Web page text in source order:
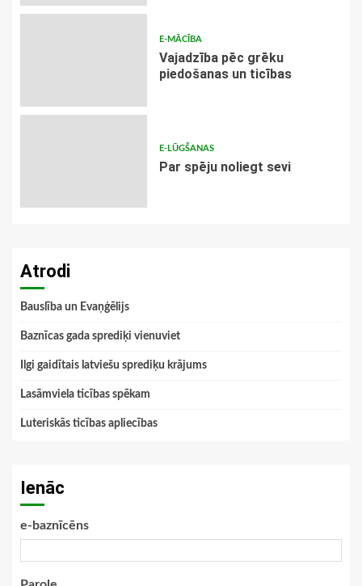
E-MĀCĪBA
Vajadzība pēc grēku
piedošanas un ticības
E-LŪGŠANAS
Par spēju noliegt sevi
Atrodi
Bauslība un Evaņģēlijs
Baznīcas gada sprediķi vienuviet
Ilgi gaidītais latviešu sprediķu krājums
Lasāmviela ticības spēkam
Luteriskās ticības apliecības
Ienāc
e-baznīcēns